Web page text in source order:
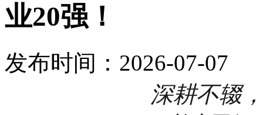
业20强！
发布时间：2026-07-07
深耕不辍